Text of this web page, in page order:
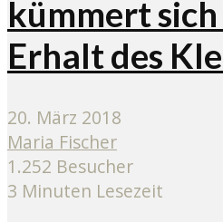
kümmert sich
Erhalt des
20. März 2018
Maria Fischer
1.252 Besucher
3 Minuten Lesezeit